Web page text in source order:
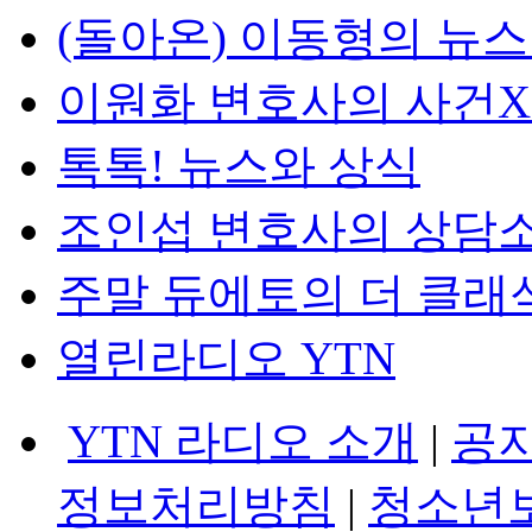
(돌아온) 이동형의 뉴
이원화 변호사의 사건
톡톡! 뉴스와 상식
조인섭 변호사의 상담
주말 듀에토의 더 클래
열린라디오 YTN
YTN 라디오 소개 | 공
정보처리방침 | 청소년